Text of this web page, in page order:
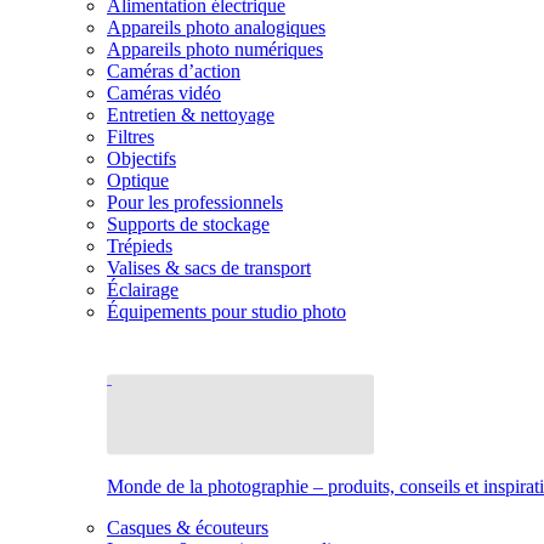
Alimentation électrique
Appareils photo analogiques
Appareils photo numériques
Caméras d’action
Caméras vidéo
Entretien & nettoyage
Filtres
Objectifs
Optique
Pour les professionnels
Supports de stockage
Trépieds
Valises & sacs de transport
Éclairage
Équipements pour studio photo
Monde de la photographie – produits, conseils et
Casques & écouteurs